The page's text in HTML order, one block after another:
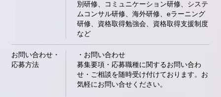
別研修、コミュニケーション研修、システ
ムコンサル研修、海外研修、eラーニング
研修、資格取得勉強会、資格取得支援制度
など
お問い合わせ・
応募方法
・お問い合わせ
募集要項・応募職種に関するお問い合わ
せ・ご相談を随時受け付けております。お
気軽にお問い合せください。